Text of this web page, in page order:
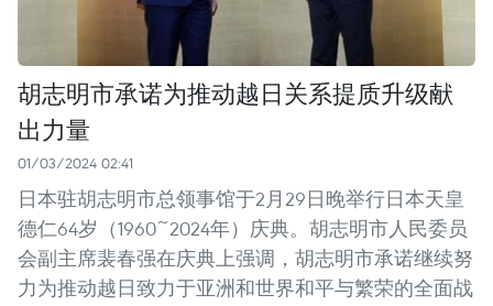
胡志明市承诺为推动越日关系提质升级献
出力量
01/03/2024 02:41
日本驻胡志明市总领事馆于2月29日晚举行日本天皇
德仁64岁（1960~2024年）庆典。胡志明市人民委员
会副主席裴春强在庆典上强调，胡志明市承诺继续努
力为推动越日致力于亚洲和世界和平与繁荣的全面战